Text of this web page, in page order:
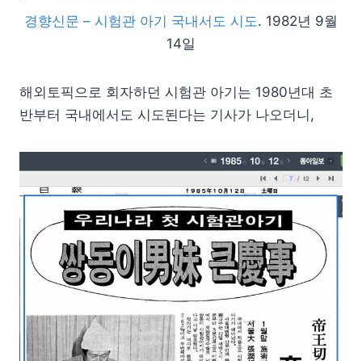
경향신문 – 시험관 아기 국내서도 시도. 1982년 9월
14일
해외토픽으로 회자하던 시험관 아기는 1980년대 초
반부터 국내에서도 시도된다는 기사가 나오더니,